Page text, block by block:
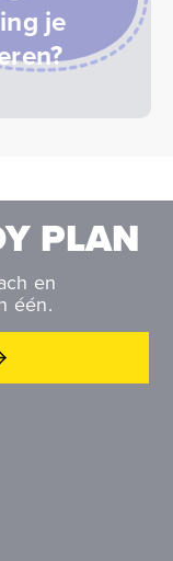
je
PLAN
en
één.